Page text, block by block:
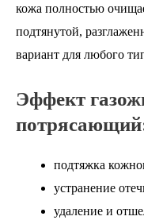
кожа полностью
подтянутой,
вариант для любого
Эффект
подтяжка
устранение
удаление и